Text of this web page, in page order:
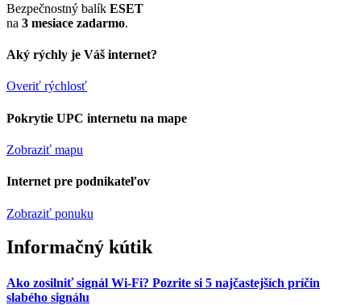
Bezpečnostný balík ESET
na 3 mesiace zadarmo.
Aký rýchly je Váš internet?
Overiť rýchlosť
Pokrytie UPC internetu na mape
Zobraziť mapu
Internet pre podnikateľov
Zobraziť ponuku
Informačný kútik
Ako zosilniť signál Wi-Fi? Pozrite si 5 najčastejších príčin
slabého signálu